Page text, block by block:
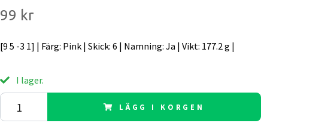
99 kr
[9 5 -3 1] | Färg: Pink | Skick: 6 | Namning: Ja | Vikt: 177.2 g |
I lager.
LÄGG I KORGEN